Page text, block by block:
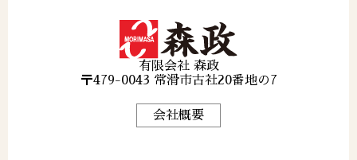
有限会社 森政
〒479-0043 常滑市古社20番地の7
会社概要